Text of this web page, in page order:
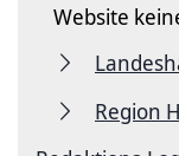
Website
Region